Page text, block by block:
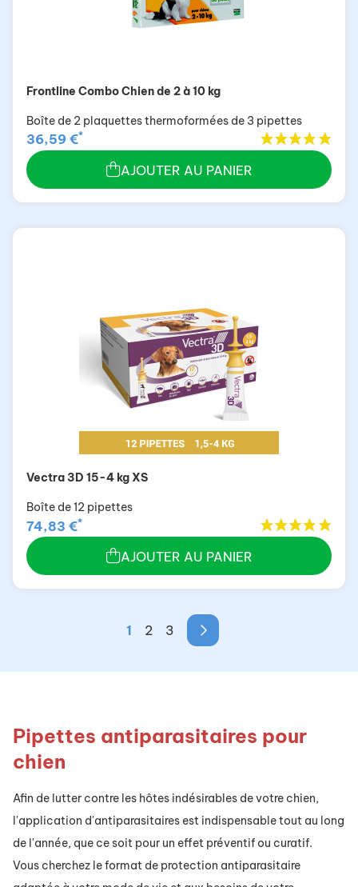
Pipettes antiparasitaires pour
chien
Afin de lutter contre les hôtes indésirables de votre chien,
l'application d'antiparasitaires est indispensable tout au long
de l'année, que ce soit pour un effet préventif ou curatif.
Vous cherchez le format de protection antiparasitaire
Frontline Combo Chien de 2 à 10 kg
Boîte de 2 plaquettes thermoformées de 3 pipettes
36,59 €*
AJOUTER AU PANIER
Vectra 3D 15-4 kg XS
Boîte de 12 pipettes
74,83 €*
AJOUTER AU PANIER
1 2 3